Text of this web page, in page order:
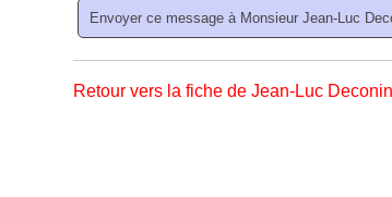
Retour vers la fiche de Jean-Luc